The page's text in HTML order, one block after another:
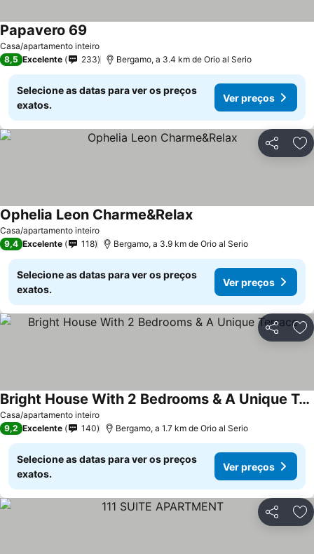
Casa/apartamento inteiro
Papavero 69
8,5 Excelente 233 Bergamo, a 3.4 km de Orio al Serio
Selecione as datas para ver os preços
exatos.
Ver preços
Partilhar
Casa/apartamento inteiro
Ophelia Leon Charme&Relax
9,4 Excelente 118 Bergamo, a 3.9 km de Orio al Serio
Selecione as datas para ver os preços
exatos.
Ver preços
Partilhar
Casa/apartamento inteiro
Bright House With 2 Bedrooms & A Unique Terrace
9,2 Excelente 140 Bergamo, a 1.7 km de Orio al Serio
Selecione as datas para ver os preços
exatos.
Ver preços
Partilhar